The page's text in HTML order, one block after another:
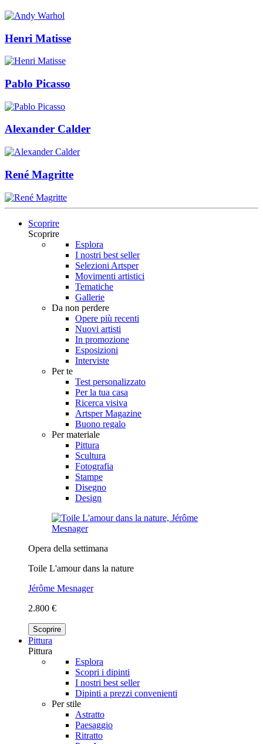
Henri Matisse
Pablo Picasso
Alexander Calder
René Magritte
Scoprire
Scoprire
Esplora
I nostri best seller
Selezioni Artsper
Movimenti artistici
Tematiche
Gallerie
Da non perdere
Opere più recenti
Nuovi artisti
In promozione
Esposizioni
Interviste
Per te
Test personalizzato
Per la tua casa
Ricerca visiva
Artsper Magazine
Buono regalo
Per materiale
Pittura
Scultura
Fotografia
Stampe
Disegno
Design
Opera della settimana
Toile L'amour dans la nature
Jérôme Mesnager
2.800 €
Scoprire
Pittura
Pittura
Esplora
Scopri i dipinti
I nostri best seller
Dipinti a prezzi convenienti
Per stile
Astratto
Paesaggio
Ritratto